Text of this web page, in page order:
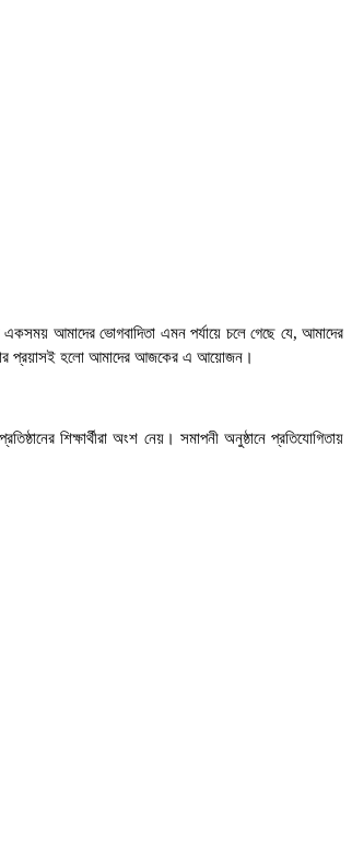
আমাদের ভোগবাদিতা এমন পর্যায়ে চলে গেছে যে, আমাদের
রক্ষার প্রয়াসই হলো আমাদের আজকের এ আয়োজন।
শিক্ষার্থীরা অংশ নেয়। সমাপনী অনুষ্ঠানে প্রতিযোগিতায়